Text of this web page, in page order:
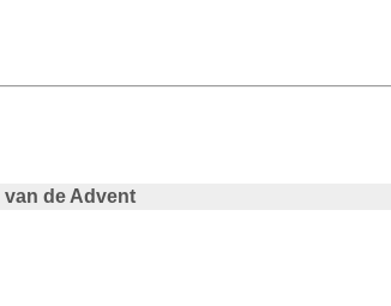
van de Advent